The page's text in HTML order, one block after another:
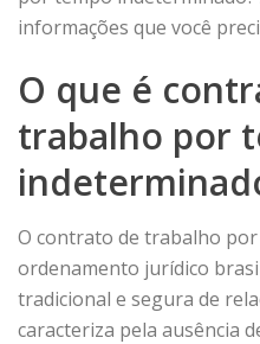
informações que você
O que é
trabalho por
O contrato de trabalho
ordenamento jurídico
tradicional e segura de
caracteriza pela ausência